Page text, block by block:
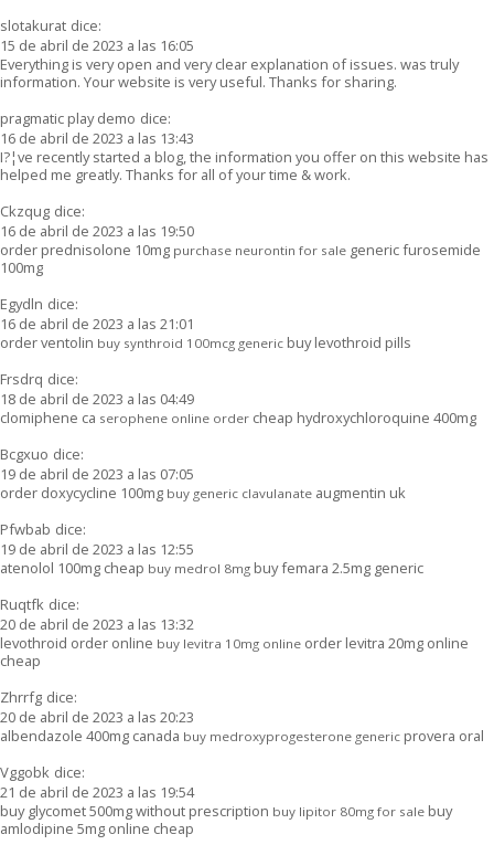
slotakurat dice:
15 de abril de 2023 a las 16:05
Everything is very open and very clear explanation of issues. was truly
information. Your website is very useful. Thanks for sharing.
pragmatic play demo dice:
16 de abril de 2023 a las 13:43
I?¦ve recently started a blog, the information you offer on this website has
helped me greatly. Thanks for all of your time & work.
Ckzqug dice:
16 de abril de 2023 a las 19:50
order prednisolone 10mg purchase neurontin for sale generic furosemide
100mg
Egydln dice:
16 de abril de 2023 a las 21:01
order ventolin buy synthroid 100mcg generic buy levothroid pills
Frsdrq dice:
18 de abril de 2023 a las 04:49
clomiphene ca serophene online order cheap hydroxychloroquine 400mg
Bcgxuo dice:
19 de abril de 2023 a las 07:05
order doxycycline 100mg buy generic clavulanate augmentin uk
Pfwbab dice:
19 de abril de 2023 a las 12:55
atenolol 100mg cheap buy medrol 8mg buy femara 2.5mg generic
Ruqtfk dice:
20 de abril de 2023 a las 13:32
levothroid order online buy levitra 10mg online order levitra 20mg online
cheap
Zhrrfg dice:
20 de abril de 2023 a las 20:23
albendazole 400mg canada buy medroxyprogesterone generic provera oral
Vggobk dice:
21 de abril de 2023 a las 19:54
buy glycomet 500mg without prescription buy lipitor 80mg for sale buy
amlodipine 5mg online cheap